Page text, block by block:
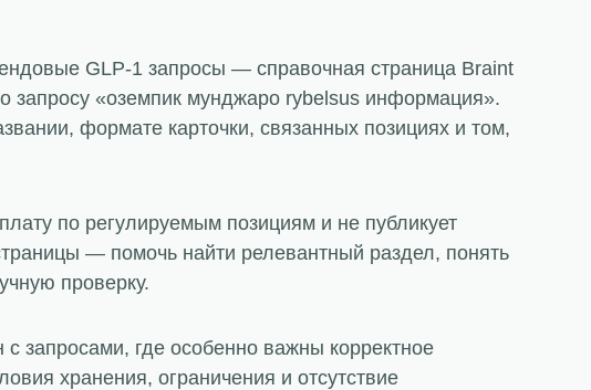
GLP-1 запросы — справочная страница Braint
запросу «оземпик мунджаро rybelsus информация».
формате карточки, связанных позициях и том,
по регулируемым позициям и не публикует
— помочь найти релевантный раздел, понять
проверку.
запросами, где особенно важны корректное
хранения, ограничения и отсутствие